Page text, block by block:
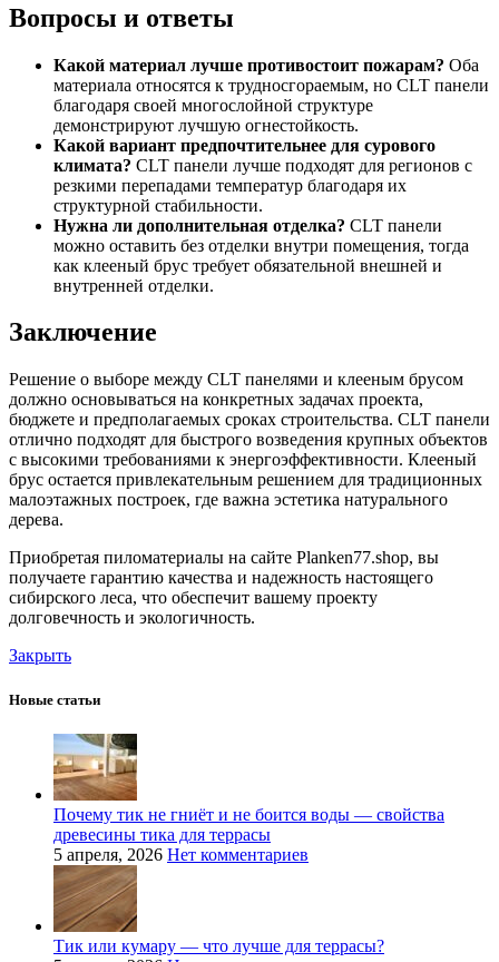
Вопросы и ответы
Какой материал лучше противостоит пожарам? Оба
материала относятся к трудносгораемым, но CLT панели
благодаря своей многослойной структуре
демонстрируют лучшую огнестойкость.
Какой вариант предпочтительнее для сурового
климата? CLT панели лучше подходят для регионов с
резкими перепадами температур благодаря их
структурной стабильности.
Нужна ли дополнительная отделка? CLT панели
можно оставить без отделки внутри помещения, тогда
как клееный брус требует обязательной внешней и
внутренней отделки.
Заключение
Решение о выборе между CLT панелями и клееным брусом
должно основываться на конкретных задачах проекта,
бюджете и предполагаемых сроках строительства. CLT панели
отлично подходят для быстрого возведения крупных объектов
с высокими требованиями к энергоэффективности. Клееный
брус остается привлекательным решением для традиционных
малоэтажных построек, где важна эстетика натурального
дерева.
Приобретая пиломатериалы на сайте Planken77.shop, вы
получаете гарантию качества и надежность настоящего
сибирского леса, что обеспечит вашему проекту
долговечность и экологичность.
Закрыть
Новые статьи
Почему тик не гниёт и не боится воды — свойства
древесины тика для террасы
5 апреля, 2026 Нет комментариев
Тик или кумару — что лучше для террасы?